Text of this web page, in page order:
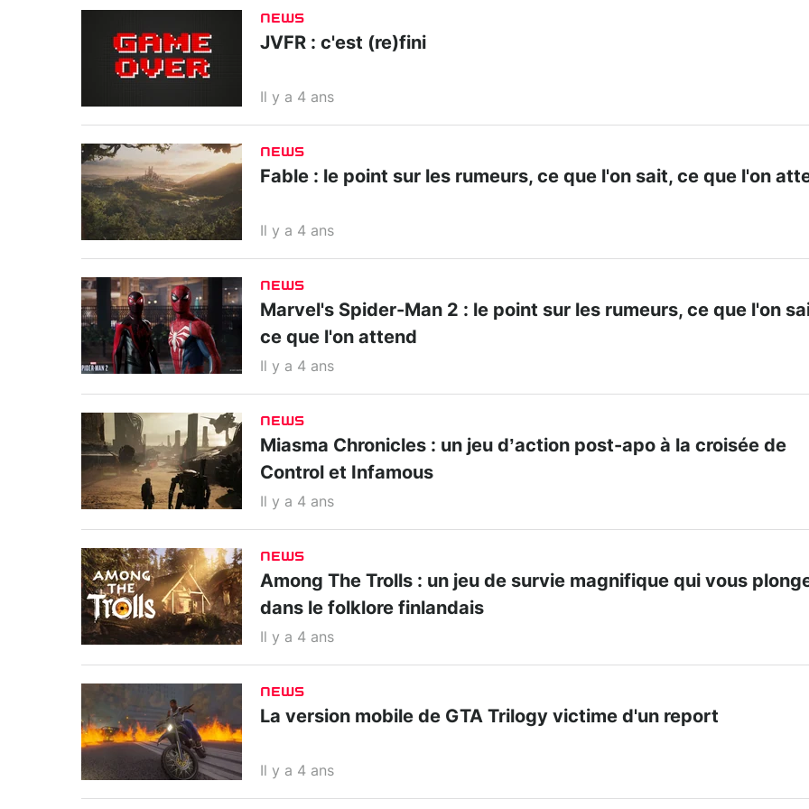
NEWS
JVFR : c'est (re)fini
Il y a 4 ans
NEWS
Fable : le point sur les rumeurs, ce que l'on sait, ce que l'on
Il y a 4 ans
NEWS
Marvel's Spider-Man 2 : le point sur les rumeurs, ce que l'on
ce que l'on attend
Il y a 4 ans
NEWS
Miasma Chronicles : un jeu d’action post-apo à la croisée de
Control et Infamous
Il y a 4 ans
NEWS
Among The Trolls : un jeu de survie magnifique qui vous
dans le folklore finlandais
Il y a 4 ans
NEWS
La version mobile de GTA Trilogy victime d'un report
Il y a 4 ans